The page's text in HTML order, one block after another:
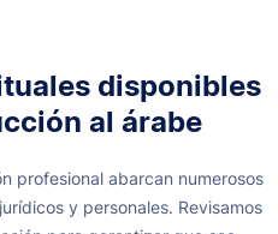
disponibles
al árabe
profesional abarcan numerosos
y personales. Revisamos